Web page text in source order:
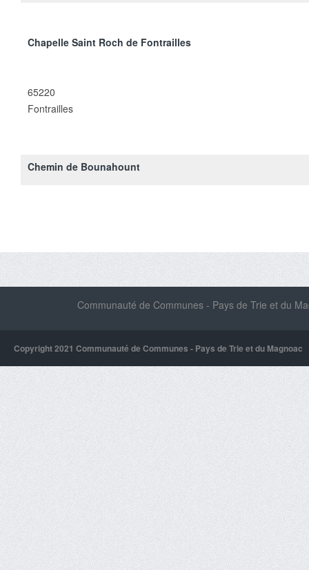
Chapelle Saint Roch de Fontrailles
65220
Fontrailles
Chemin de Bounahount
Communauté de Communes - Pays de Trie et du
Copyright 2021 Communauté de Communes - Pays de Trie et du Magnoac